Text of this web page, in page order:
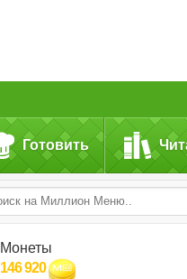
Готовить
Монеты
146 920